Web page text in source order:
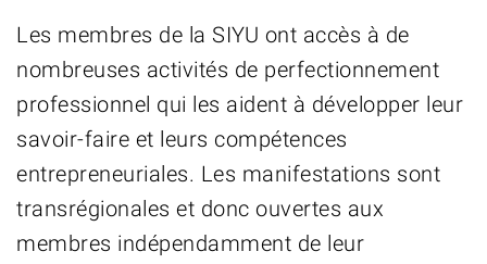
Les membres de la SIYU ont accès à de
nombreuses activités de perfectionnement
professionnel qui les aident à développer leur
savoir-faire et leurs compétences
entrepreneuriales. Les manifestations sont
transrégionales et donc ouvertes aux
membres indépendamment de leur